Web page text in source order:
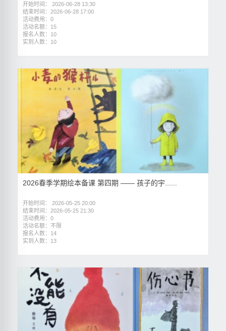
开始时间： 2026-06-28 13:30
结束时间：2026-06-28 17:00
活动费用：0
活动名额：15
报名人数：10
实到人数：10
2026春季学期绘本备课 第四期 —— 孩子的宇......
开始时间： 2026-05-25 20:00
结束时间：2026-05-25 21:30
活动费用：0
活动名额：不限
报名人数：14
实到人数：13